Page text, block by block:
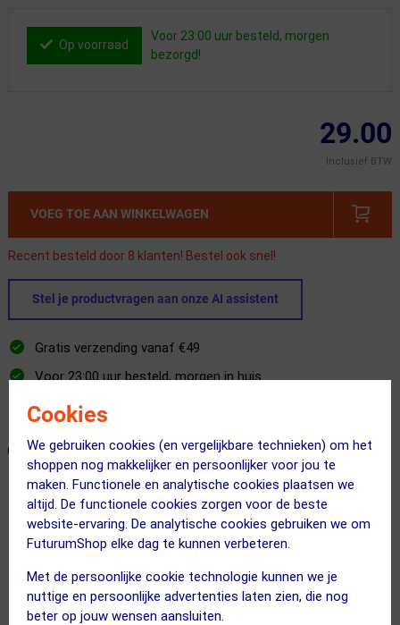
Cookies
We gebruiken cookies (en vergelijkbare technieken) om het
shoppen nog makkelijker en persoonlijker voor jou te
maken. Functionele en analytische cookies plaatsen we
altijd. De functionele cookies zorgen voor de beste
website-ervaring. De analytische cookies gebruiken we om
FuturumShop elke dag te kunnen verbeteren.
Met de persoonlijke cookie technologie kunnen we je
nuttige en persoonlijke advertenties laten zien, die nog
beter op jouw wensen aansluiten.
Op voorraad
Voor 23:00 uur besteld, morgen
bezorgd!
29.00
Inclusief BTW
VOEG TOE AAN WINKELWAGEN
Recent besteld door 8 klanten! Bestel ook snel!
Stel je productvragen aan onze AI assistent
Gratis verzending vanaf €49
Voor 23:00 uur besteld, morgen in huis
365 dagen retourrecht
← Terug naar productnavigatie
ONZE AANBEVOLEN COMBINATIE
SeaSucker
Huske 15mm x 110mm Boost Plugs
Goud